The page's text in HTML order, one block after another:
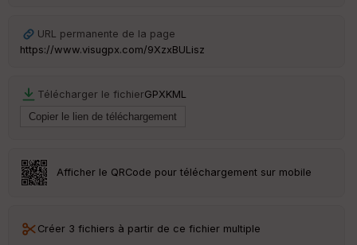
URL permanente de la page
https://www.visugpx.com/9XzxBULisz
Télécharger le fichierGPXKML
Afficher le QRCode pour téléchargement sur mobile
Créer 3 fichiers à partir de ce fichier multiple